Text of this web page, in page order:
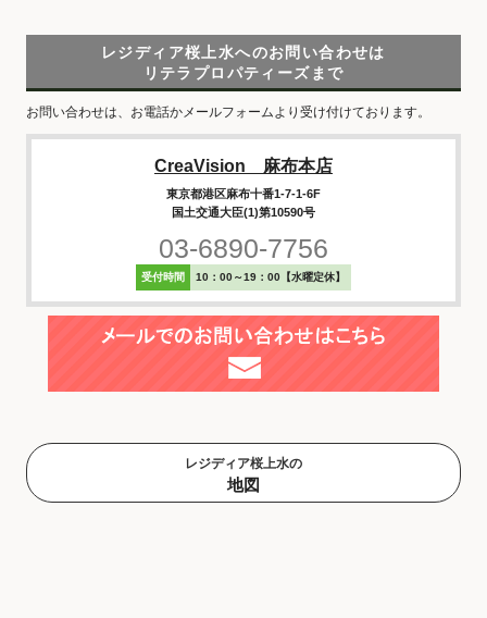
レジディア桜上水へのお問い合わせは
リテラプロパティーズまで
お問い合わせは、お電話かメールフォームより受け付けております。
CreaVision 麻布本店
東京都港区麻布十番1-7-1-6F
国土交通大臣(1)第10590号
03-6890-7756
受付時間 10：00～19：00【水曜定休】
レジディア桜上水の
地図